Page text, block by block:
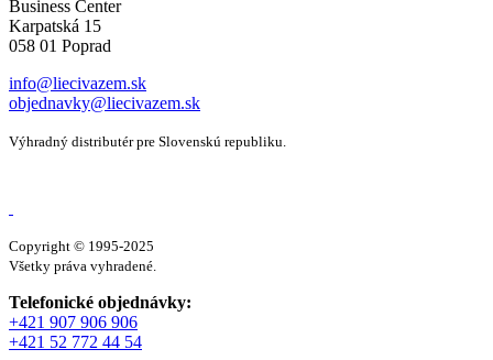
Business Center
Karpatská 15
058 01 Poprad
info@liecivazem.sk
objednavky@liecivazem.sk
Výhradný distributér pre Slovenskú republiku.
Copyright © 1995-2025
Všetky práva vyhradené.
Telefonické objednávky:
+421 907 906 906
+421 52 772 44 54